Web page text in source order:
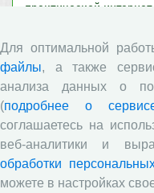
практической
социологических
Вышел новый
аналитического
государственного
посвященный
жителей Вологодской
Развитие
стол с участием
Вологодской области
Для оптимальной
файлы, а также
анализа данных о
(подробнее о
соглашаетесь на
веб-аналитики и
обработки
можете в настройках